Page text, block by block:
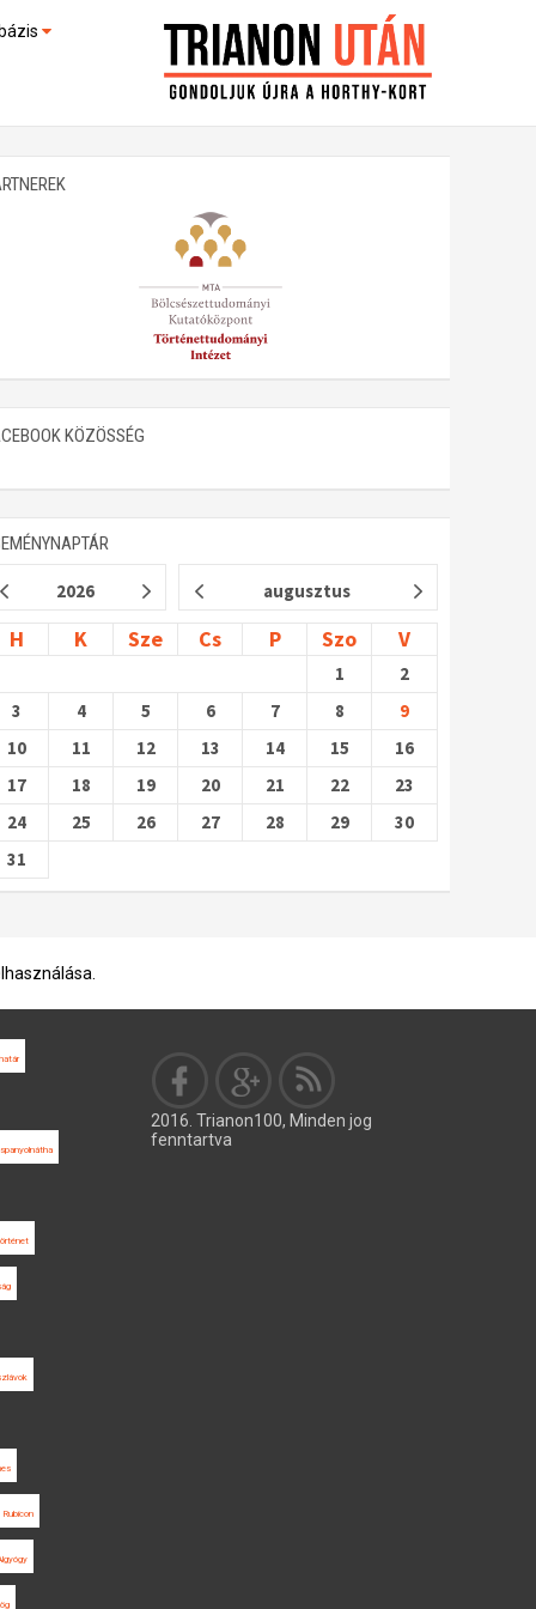
(feltöltés alatt)
KÖZÖSSÉG
2026 augusztus
H K Sze Cs P Szo V
1
2
3
4 5 6 7 8
9
10
11 12 13 14 15
16
17
18 19 20 21 22
23
24
25 26 27 28 29
30
31
spanyolnátha
2016. Trianon100, Minden jog
fenntartva